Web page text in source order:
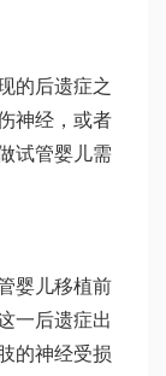
的后遗症之
神经，或者
试管婴儿需
婴儿移植前
一后遗症出
肢的神经受损